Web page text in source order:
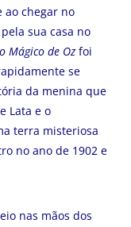
ao chegar no
sua casa no
Mágico de Oz foi
se
da menina que
Lata e o
terra misteriosa
no ano de 1902 e
nas mãos dos